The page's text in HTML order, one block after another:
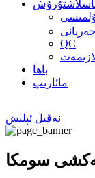
QC
باھا
مائارىپ
نەقىل ئېلىش
تەكشى سومكا